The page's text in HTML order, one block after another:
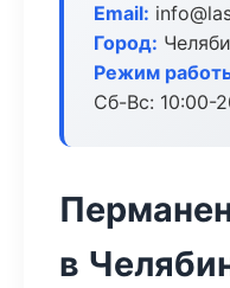
Email:
Город:
Режим
Сб-Вс: 10:00-
в